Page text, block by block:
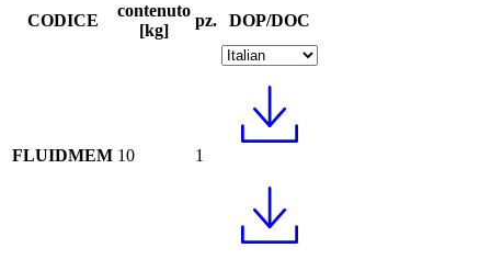
CODICE
contenuto
[kg]
pz. DOP/DOC
FLUIDMEM 10 1